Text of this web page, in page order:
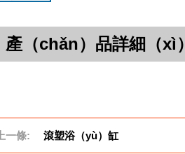
產（chǎn）品詳細（xì）
上一條: 滾塑浴（yù）缸